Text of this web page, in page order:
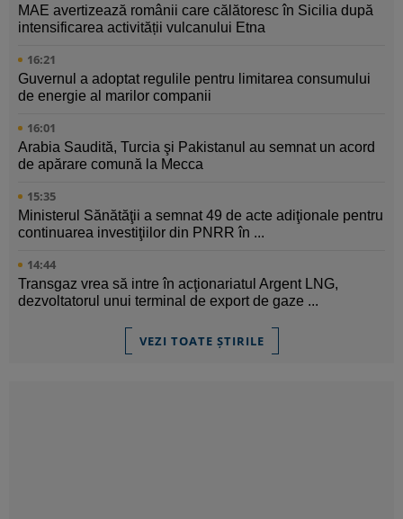
MAE avertizează românii care călătoresc în Sicilia după
intensificarea activității vulcanului Etna
16:21
Guvernul a adoptat regulile pentru limitarea consumului
de energie al marilor companii
16:01
Arabia Saudită, Turcia şi Pakistanul au semnat un acord
de apărare comună la Mecca
15:35
Ministerul Sănătăţii a semnat 49 de acte adiţionale pentru
continuarea investiţiilor din PNRR în ...
14:44
Transgaz vrea să intre în acţionariatul Argent LNG,
dezvoltatorul unui terminal de export de gaze ...
VEZI TOATE ȘTIRILE